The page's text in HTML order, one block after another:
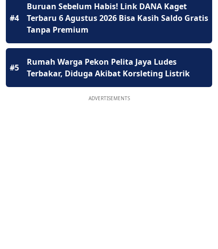
#4
Buruan Sebelum Habis! Link DANA Kaget
Terbaru 6 Agustus 2026 Bisa Kasih Saldo Gratis
Tanpa Premium
#5
Rumah Warga Pekon Pelita Jaya Ludes
Terbakar, Diduga Akibat Korsleting Listrik
ADVERTISEMENTS